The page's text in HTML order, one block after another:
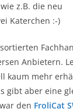
z.B. die neu
Katerchen :-)
Anbietern.
kaum mehr
gibt aber eine
den FroliCat